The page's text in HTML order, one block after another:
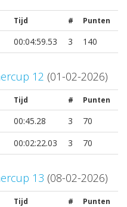
Tijd # Punten
00:04:59.53 3 140
12 (01-02-2026)
Tijd # Punten
00:45.28 3
70
00:02:22.03 3 70
13 (08-02-2026)
Tijd # Punten